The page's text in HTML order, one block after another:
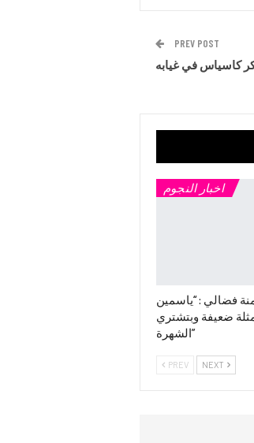
PREV POST
كاسياس في غيابه
اخبار النجوم
منة فضالي : “ياسمين
ضعيفة وبتشتري
الشهرة”
PREV NEXT